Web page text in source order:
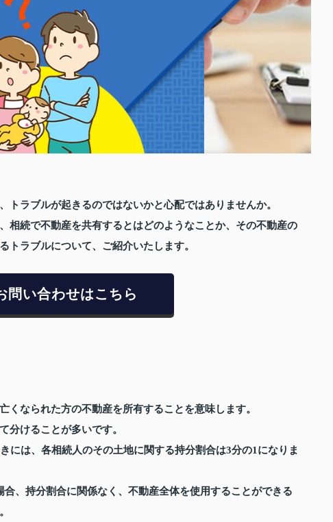
ラブルが起きるのではないかと心配ではありませんか。
相続で不動産を共有するとはどのようなことか、その不動産の
トラブルについて、ご紹介いたします。
問い合わせはこちら
なられた方の不動産を所有することを意味します。
分けることが多いです。
には、各相続人のその土地に関する持分割合は3分の1になりま
、持分割合に関係なく、不動産全体を使用することができる